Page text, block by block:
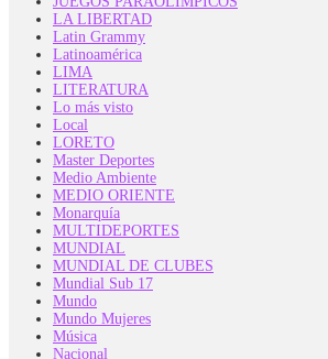
LA LIBERTAD
Latin Grammy
Latinoamérica
LIMA
LITERATURA
Lo más visto
Local
LORETO
Master Deportes
Medio Ambiente
MEDIO ORIENTE
Monarquía
MULTIDEPORTES
MUNDIAL
MUNDIAL DE CLUBES
Mundial Sub 17
Mundo
Mundo Mujeres
Música
Nacional